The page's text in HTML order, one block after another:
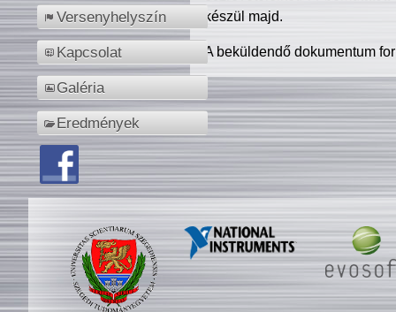
Versenyhelyszín
Kapcsolat
Galéria
Eredmények
készül majd.
A beküldendő dokumentum